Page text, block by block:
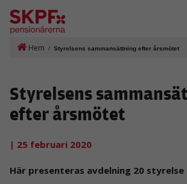
Hem / Styrelsens sammansättning efter årsmötet
Styrelsens
efter årsmötet
| 25 februari 2020
Här presenteras avdelning 20 styrelse